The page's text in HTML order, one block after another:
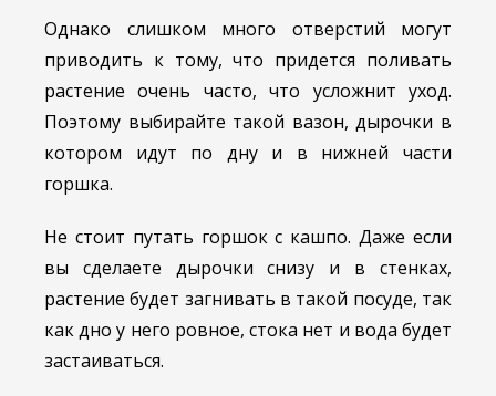
Однако слишком много отверстий могут
приводить к тому, что придется поливать
растение очень часто, что усложнит уход.
Поэтому выбирайте такой вазон, дырочки в
котором идут по дну и в нижней части
горшка.
Не стоит путать горшок с кашпо. Даже если
вы сделаете дырочки снизу и в стенках,
растение будет загнивать в такой посуде, так
как дно у него ровное, стока нет и вода будет
застаиваться.